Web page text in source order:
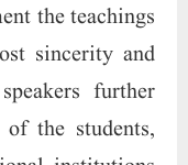
the teachings
sincerity and
further
the students,